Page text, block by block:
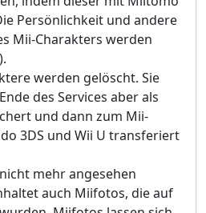
Persönlichkeit und andere
Mii-Charakters werden
werden gelöscht. Sie
des Services aber als
und dann zum Mii-
3DS und Wii U transferiert
mehr angesehen
auch Miifotos, die auf